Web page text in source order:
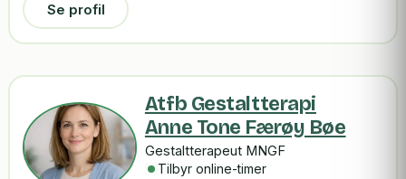
Se profil
Atfb Gestaltterapi
Anne Tone Færøy Bøe
Gestaltterapeut MNGF
Tilbyr online-timer